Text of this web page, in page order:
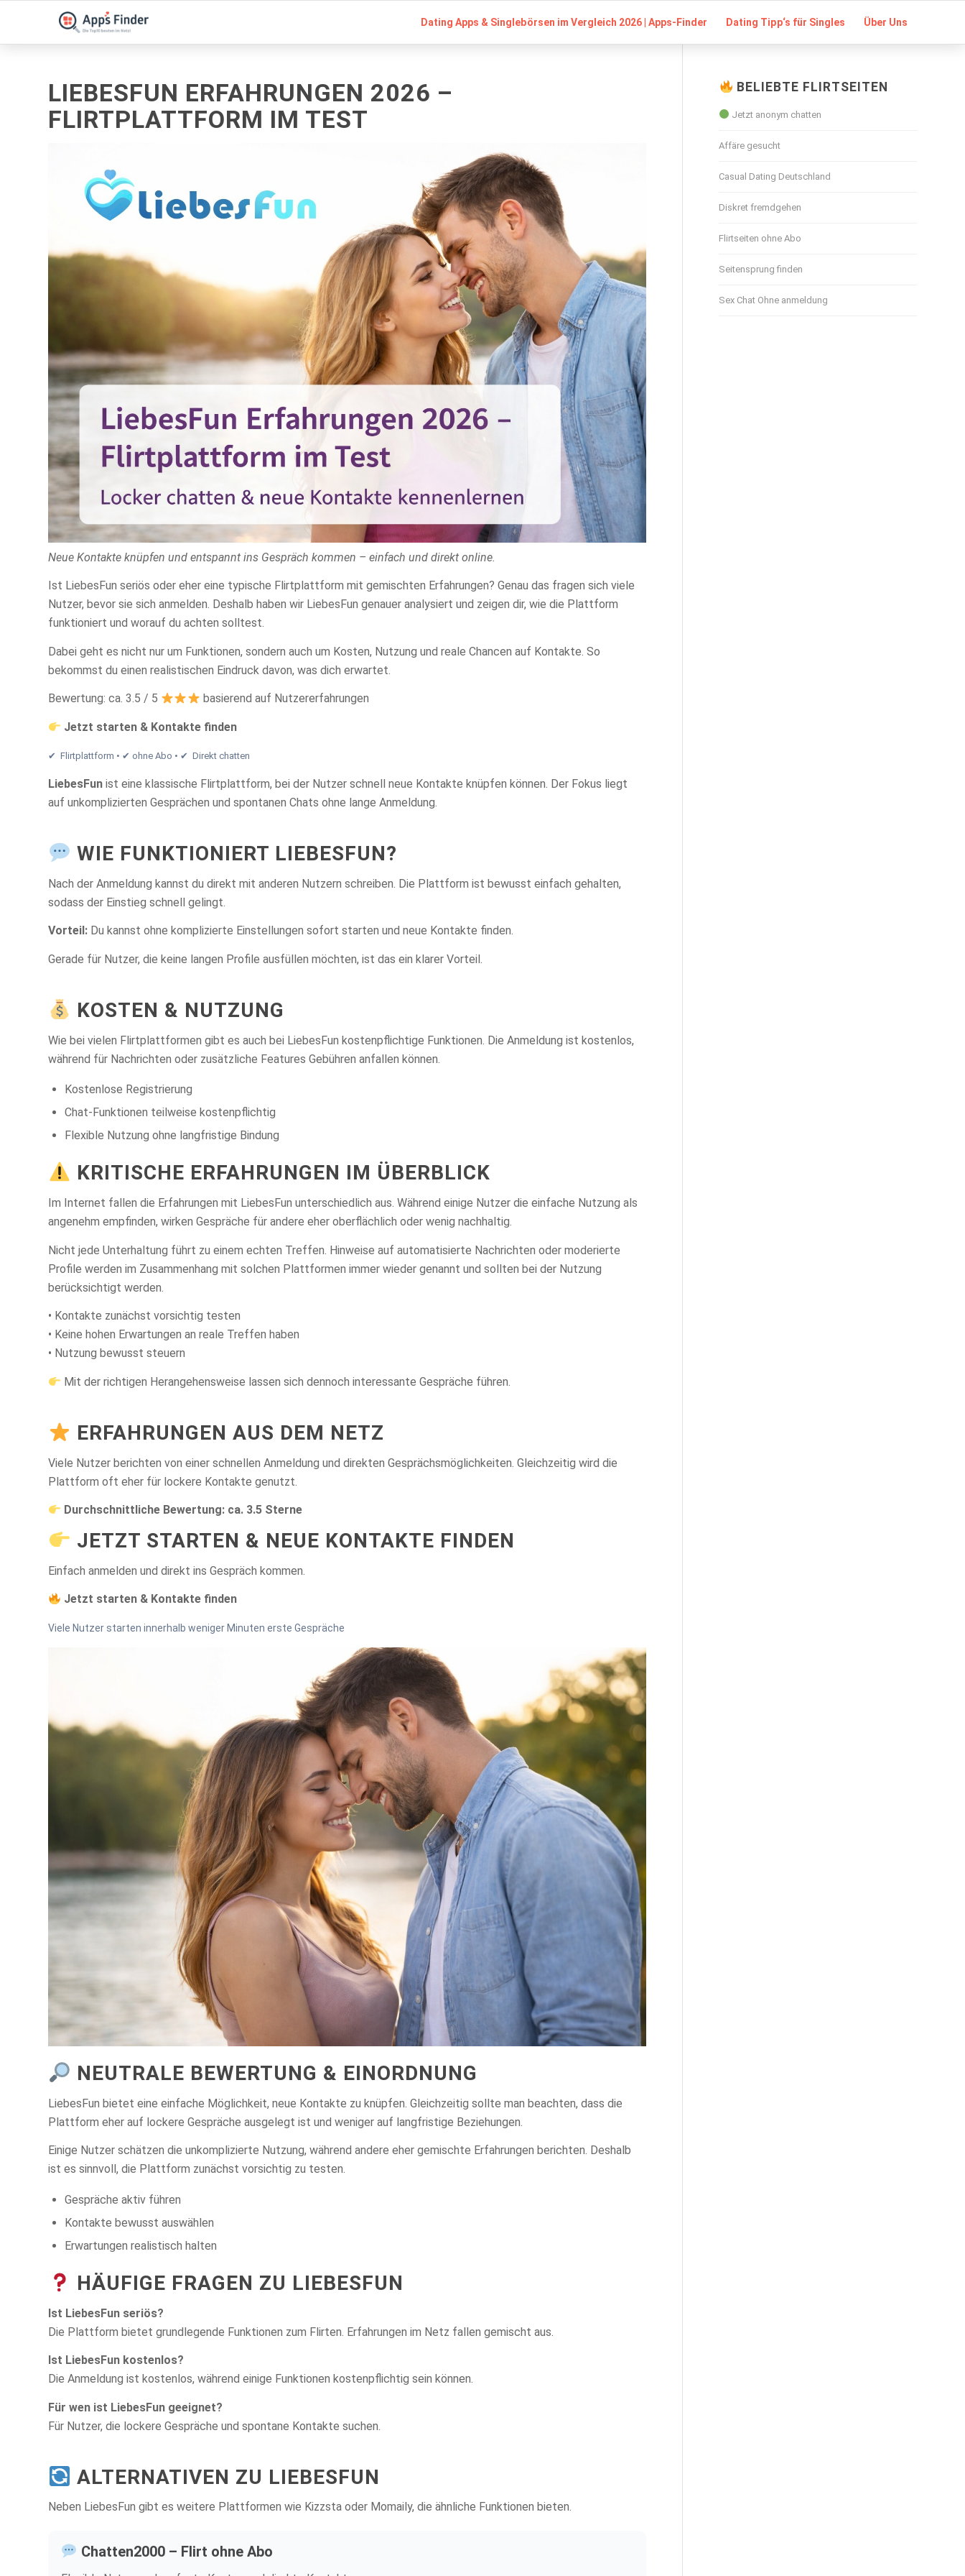
Dating Apps & Singlebörsen im Vergleich 2026 | Apps-Finder Dating Tipp‘s für Singles Über Uns
LIEBESFUN ERFAHRUNGEN 2026 –
FLIRTPLATTFORM IM TEST
Neue Kontakte knüpfen und entspannt ins Gespräch kommen – einfach und direkt online.
Ist LiebesFun seriös oder eher eine typische Flirtplattform mit gemischten Erfahrungen? Genau das fragen sich viele
Nutzer, bevor sie sich anmelden. Deshalb haben wir LiebesFun genauer analysiert und zeigen dir, wie die Plattform
funktioniert und worauf du achten solltest.
Dabei geht es nicht nur um Funktionen, sondern auch um Kosten, Nutzung und reale Chancen auf Kontakte. So
bekommst du einen realistischen Eindruck davon, was dich erwartet.
Bewertung: ca. 3.5 / 5 basierend auf Nutzererfahrungen
Jetzt starten & Kontakte finden
✔ Flirtplattform • ✔ ohne Abo • ✔ Direkt chatten
LiebesFun ist eine klassische Flirtplattform, bei der Nutzer schnell neue Kontakte knüpfen können. Der Fokus liegt
auf unkomplizierten Gesprächen und spontanen Chats ohne lange Anmeldung.
WIE FUNKTIONIERT LIEBESFUN?
Nach der Anmeldung kannst du direkt mit anderen Nutzern schreiben. Die Plattform ist bewusst einfach gehalten,
sodass der Einstieg schnell gelingt.
Vorteil: Du kannst ohne komplizierte Einstellungen sofort starten und neue Kontakte finden.
Gerade für Nutzer, die keine langen Profile ausfüllen möchten, ist das ein klarer Vorteil.
KOSTEN & NUTZUNG
Wie bei vielen Flirtplattformen gibt es auch bei LiebesFun kostenpflichtige Funktionen. Die Anmeldung ist kostenlos,
während für Nachrichten oder zusätzliche Features Gebühren anfallen können.
Kostenlose Registrierung
Chat-Funktionen teilweise kostenpflichtig
Flexible Nutzung ohne langfristige Bindung
KRITISCHE ERFAHRUNGEN IM ÜBERBLICK
Im Internet fallen die Erfahrungen mit LiebesFun unterschiedlich aus. Während einige Nutzer die einfache Nutzung als
angenehm empfinden, wirken Gespräche für andere eher oberflächlich oder wenig nachhaltig.
Nicht jede Unterhaltung führt zu einem echten Treffen. Hinweise auf automatisierte Nachrichten oder moderierte
Profile werden im Zusammenhang mit solchen Plattformen immer wieder genannt und sollten bei der Nutzung
berücksichtigt werden.
• Kontakte zunächst vorsichtig testen
• Keine hohen Erwartungen an reale Treffen haben
• Nutzung bewusst steuern
Mit der richtigen Herangehensweise lassen sich dennoch interessante Gespräche führen.
ERFAHRUNGEN AUS DEM NETZ
Viele Nutzer berichten von einer schnellen Anmeldung und direkten Gesprächsmöglichkeiten. Gleichzeitig wird die
Plattform oft eher für lockere Kontakte genutzt.
Durchschnittliche Bewertung: ca. 3.5 Sterne
JETZT STARTEN & NEUE KONTAKTE FINDEN
Einfach anmelden und direkt ins Gespräch kommen.
Jetzt starten & Kontakte finden
Viele Nutzer starten innerhalb weniger Minuten erste Gespräche
NEUTRALE BEWERTUNG & EINORDNUNG
LiebesFun bietet eine einfache Möglichkeit, neue Kontakte zu knüpfen. Gleichzeitig sollte man beachten, dass die
Plattform eher auf lockere Gespräche ausgelegt ist und weniger auf langfristige Beziehungen.
Einige Nutzer schätzen die unkomplizierte Nutzung, während andere eher gemischte Erfahrungen berichten. Deshalb
ist es sinnvoll, die Plattform zunächst vorsichtig zu testen.
Gespräche aktiv führen
Kontakte bewusst auswählen
Erwartungen realistisch halten
HÄUFIGE FRAGEN ZU LIEBESFUN
Ist LiebesFun seriös?
Die Plattform bietet grundlegende Funktionen zum Flirten. Erfahrungen im Netz fallen gemischt aus.
Ist LiebesFun kostenlos?
Die Anmeldung ist kostenlos, während einige Funktionen kostenpflichtig sein können.
Für wen ist LiebesFun geeignet?
Für Nutzer, die lockere Gespräche und spontane Kontakte suchen.
ALTERNATIVEN ZU LIEBESFUN
Neben LiebesFun gibt es weitere Plattformen wie Kizzsta oder Momaily, die ähnliche Funktionen bieten.
Chatten2000 – Flirt ohne Abo
BELIEBTE FLIRTSEITEN
Jetzt anonym chatten
Affäre gesucht
Casual Dating Deutschland
Diskret fremdgehen
Flirtseiten ohne Abo
Seitensprung finden
Sex Chat Ohne anmeldung